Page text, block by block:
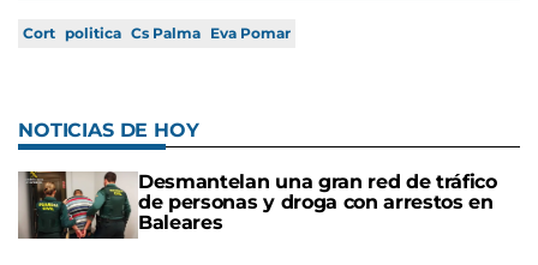
Cort politica Cs Palma Eva Pomar
NOTICIAS DE HOY
Desmantelan una gran red de tráfico
de personas y droga con arrestos en
Baleares